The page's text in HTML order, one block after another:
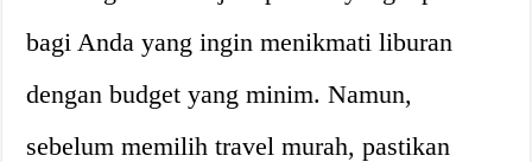
bagi Anda yang ingin menikmati liburan
dengan budget yang minim. Namun,
sebelum memilih travel murah, pastikan